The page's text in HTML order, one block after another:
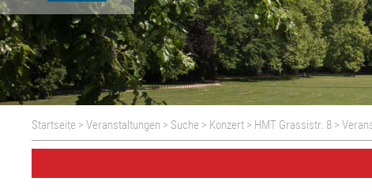
Startseite >Veranstaltungen > Suche > Konzert > HMT Grassistr. 8 >